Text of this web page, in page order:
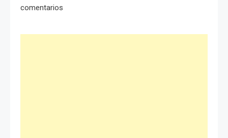
comentarios